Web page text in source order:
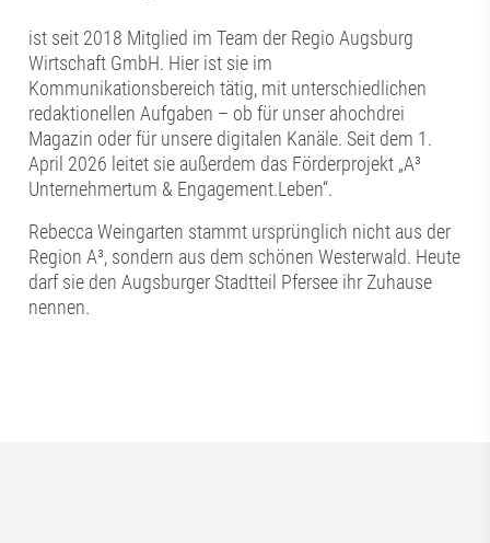
ist seit 2018 Mitglied im Team der Regio Augsburg
Wirtschaft GmbH. Hier ist sie im
Kommunikationsbereich tätig, mit unterschiedlichen
redaktionellen Aufgaben – ob für unser ahochdrei
Magazin oder für unsere digitalen Kanäle. Seit dem 1.
April 2026 leitet sie außerdem das Förderprojekt „A³
Unternehmertum & Engagement.Leben“.
Rebecca Weingarten stammt ursprünglich nicht aus der
Region A³, sondern aus dem schönen Westerwald. Heute
darf sie den Augsburger Stadtteil Pfersee ihr Zuhause
nennen.